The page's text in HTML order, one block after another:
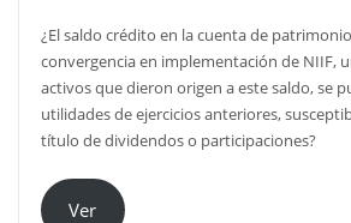
¿El saldo crédito en la cuenta de
convergencia en implementación de NIIF,
activos que dieron origen a este saldo, se
utilidades de ejercicios anteriores,
título de dividendos o participaciones?
Ver